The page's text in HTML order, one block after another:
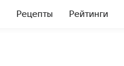
Рецепты Рейтинги